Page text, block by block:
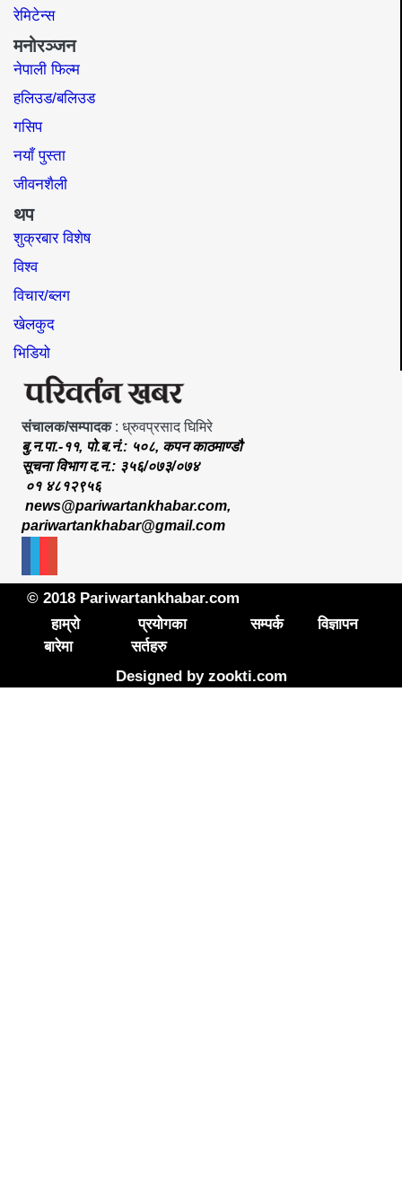
थप
शुक्रबार विशेष
विश्व
विचार/ब्लग
खेलकुद
भिडियो
संचालक/सम्पादक
बु.न.पा.-११, पो.ब.नं.: ५०८, कपन काठमाण्डौ
सूचना विभाग द.न.: ३५६/०७३/०७४
०१ ४८१२९५६
pariwartankhabar@gmail.com
© 2018 Pariwartankhabar.com
हाम्रो
बारेमा
प्रयोगका
सर्तहरु